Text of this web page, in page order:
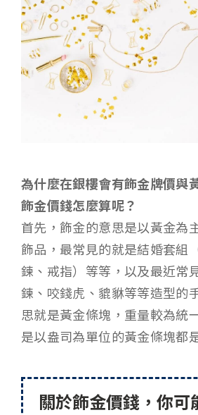
為什麼在銀樓會有飾金牌價與
飾金價錢怎麼算呢？
首先，飾金的意思是以黃金為
飾品，最常見的就是結婚套組
鍊、戒指）等等，以及最近常
鍊、咬錢虎、貔貅等等造型的
思就是黃金條塊，重量較為統
是以盎司為單位的黃金條塊都
關於飾金價錢，你可